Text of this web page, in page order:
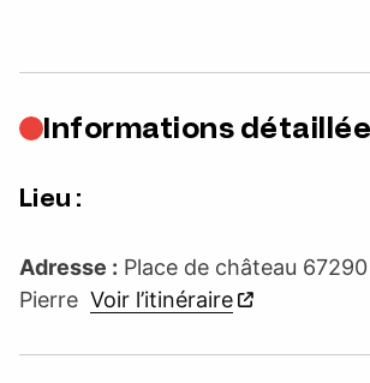
Informations
Lieu :
Adresse : Place de château
Pierre Voir l’itinéraire